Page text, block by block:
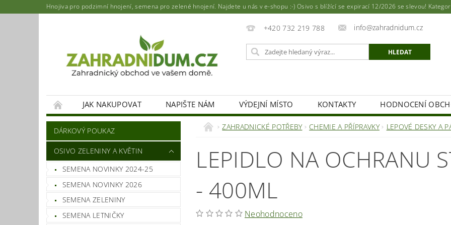
Hnojiva pro podzimní hnojení, semena pro zelené hnojení. Najdete u nás v e-shopu :-) Osivo s blížící se expirací 12/2026 se slevou! Kategorie
+420 732 219 788 info@zahradnidum.cz
JAK NAKUPOVAT NAPIŠTE NÁM VÝDEJNÍ MÍSTO KONTAKTY HODNOCENÍ
DÁRKOVÝ POUKAZ
OSIVO ZELENINY A KVĚTIN
SEMENA NOVINKY 2024-25
SEMENA NOVINKY 2026
SEMENA ZELENINY
SEMENA LETNIČKY
ZAHRADNICKÉ POTŘEBY CHEMIE A PŘÍPRAVKY LEPOVÉ DESKY A
LEPIDLO NA OCHRANU
- 400ML
Neohodnoceno